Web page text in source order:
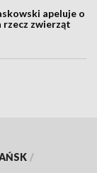
apeluje o
rzecz zwierząt
/